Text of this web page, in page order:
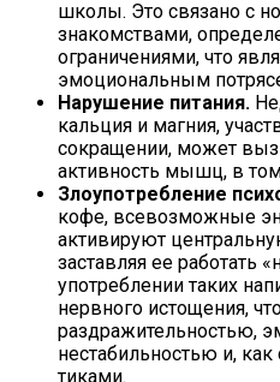
школы. Это связано с
знакомствами,
ограничениями, что
эмоциональным
Нарушение питания.
кальция и магния,
сокращении, может
активность мышц, в том
Злоупотребление
кофе, всевозможные
активируют
заставляя ее работать
употреблении таких
нервного истощения,
раздражительностью,
нестабильностью и,
тиками.